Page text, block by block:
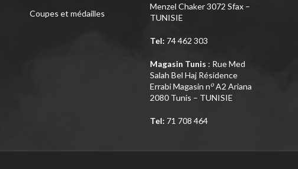
Coupes et médailles
Menzel Chaker 3072 Sfax –
TUNISIE
Tel: 74 462 303
Magasin Tunis : Rue Med
Salah Bel Haj Résidence
Errabi Magasin noA2 Ariana
2080 Tunis – TUNISIE
Tel: 71 708 464